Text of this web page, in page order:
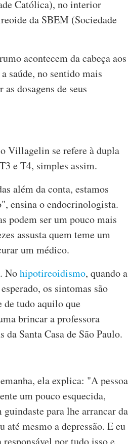
Católica), no interior
da SBEM (Sociedade
acontecem da cabeça aos
saúde, no sentido mais
dosagens de seus
Villagelin se refere à dupla
e T4, simples assim.
além da conta, estamos
ensina o endocrinologista.
podem ser um pouco mais
assusta quem teme um
um médico.
Nohipotireoidismo, quando a
os sintomas são
de tudo aquilo que
brincar a professora
Santa Casa de São Paulo.
ela explica: "A pessoa
um pouco esquecida,
para lhe arrancar da
até mesmo a depressão. E eu
por tudo isso e